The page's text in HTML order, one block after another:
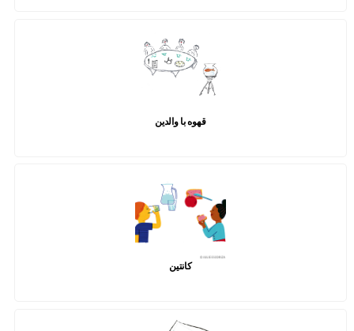
قهوه با والدین
کانتین